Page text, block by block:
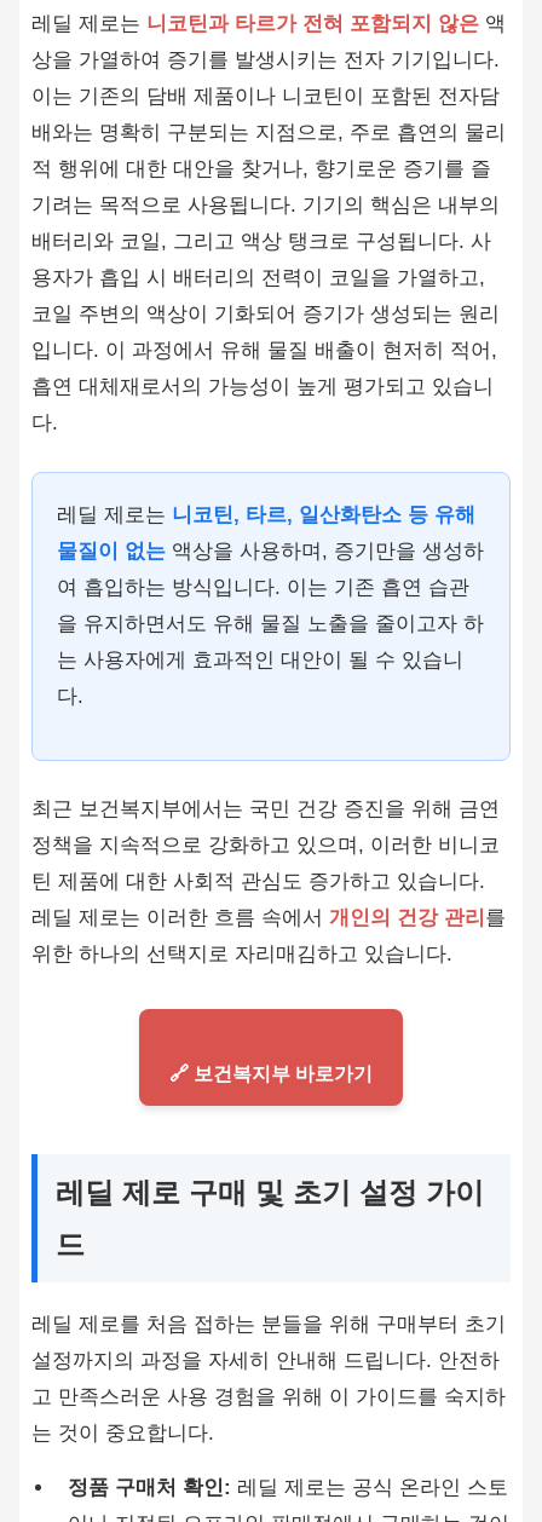
레딜 제로는 니코틴과 타르가 전혀 포함되지 않은액
상을 가열하여 증기를 발생시키는 전자 기기입니다.
이는 기존의 담배 제품이나 니코틴이 포함된 전자담
배와는 명확히 구분되는 지점으로, 주로 흡연의 물리
적 행위에 대한 대안을 찾거나, 향기로운 증기를 즐
기려는 목적으로 사용됩니다. 기기의 핵심은 내부의
배터리와 코일, 그리고 액상 탱크로 구성됩니다. 사
용자가 흡입 시 배터리의 전력이 코일을 가열하고,
코일 주변의 액상이 기화되어 증기가 생성되는 원리
입니다. 이 과정에서 유해 물질 배출이 현저히 적어,
흡연 대체재로서의 가능성이 높게 평가되고 있습니
다.
레딜 제로는 니코틴, 타르, 일산화탄소 등 유해
물질이 없는액상을 사용하며, 증기만을 생성하
여 흡입하는 방식입니다. 이는 기존 흡연 습관
을 유지하면서도 유해 물질 노출을 줄이고자 하
는 사용자에게 효과적인 대안이 될 수 있습니
다.
최근 보건복지부에서는 국민 건강 증진을 위해 금연
정책을 지속적으로 강화하고 있으며, 이러한 비니코
틴 제품에 대한 사회적 관심도 증가하고 있습니다.
레딜 제로는 이러한 흐름 속에서 개인의 건강 관리 를
위한 하나의 선택지로 자리매김하고 있습니다.
🔗 보건복지부 바로가기
레딜 제로 구매 및 초기 설정 가이
드
레딜 제로를 처음 접하는 분들을 위해 구매부터 초기
설정까지의 과정을 자세히 안내해 드립니다. 안전하
고 만족스러운 사용 경험을 위해 이 가이드를 숙지하
는 것이 중요합니다.
정품 구매처 확인: 레딜 제로는 공식 온라인 스토